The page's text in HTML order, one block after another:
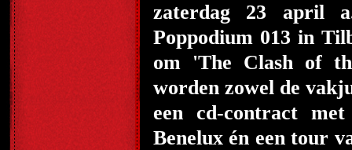
zaterdag 23 april
Poppodium 013 in
om 'The Clash of
worden zowel de
een cd-contract
Benelux én een tour